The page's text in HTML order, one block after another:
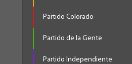
Partido Colorado
Partido de la Gente
Partido Independiente